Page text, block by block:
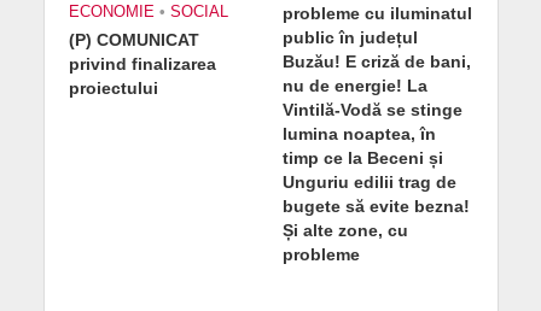
ECONOMIE • SOCIAL
(P) COMUNICAT
privind finalizarea
proiectului
probleme cu iluminatul
public în județul
Buzău! E criză de bani,
nu de energie! La
Vintilă-Vodă se stinge
lumina noaptea, în
timp ce la Beceni și
Unguriu edilii trag de
bugete să evite bezna!
Și alte zone, cu
probleme